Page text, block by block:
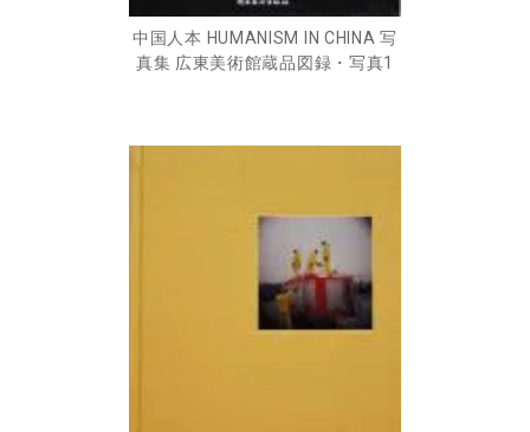
中国人本 HUMANISM IN CHINA 写
真集 広東美術館蔵品図録・写真1